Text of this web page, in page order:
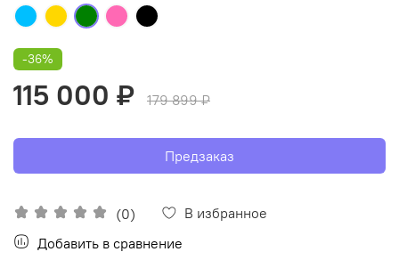
(0)
В избранное
Добавить в сравнение
-36%
115 000 ₽ 179 899 ₽
Предзаказ